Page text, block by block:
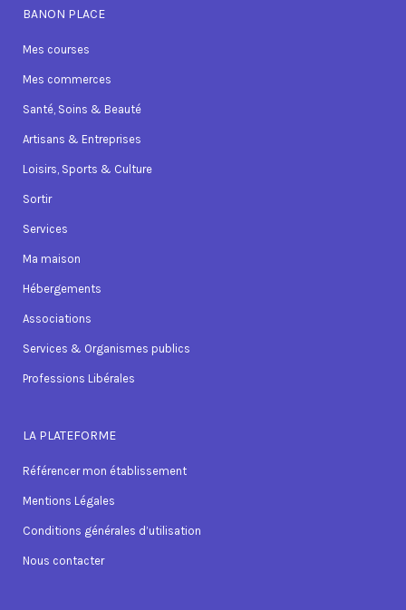
BANON PLACE
Mes courses
Mes commerces
Santé, Soins & Beauté
Artisans & Entreprises
Loisirs, Sports & Culture
Sortir
Services
Ma maison
Hébergements
Associations
Services & Organismes publics
Professions Libérales
LA PLATEFORME
Référencer mon établissement
Mentions Légales
Conditions générales d’utilisation
Nous contacter